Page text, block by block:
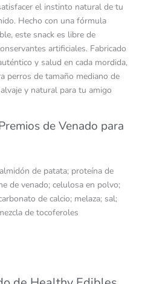
el instinto natural de tu
Hecho con una fórmula
este snack es libre de
artificiales. Fabricado
y salud en cada mordida,
perros de tamaño mediano de
y natural para tu amigo
de Venado para
de patata; proteína de
de venado; celulosa en polvo;
de calcio; melaza; sal;
de tocoferoles